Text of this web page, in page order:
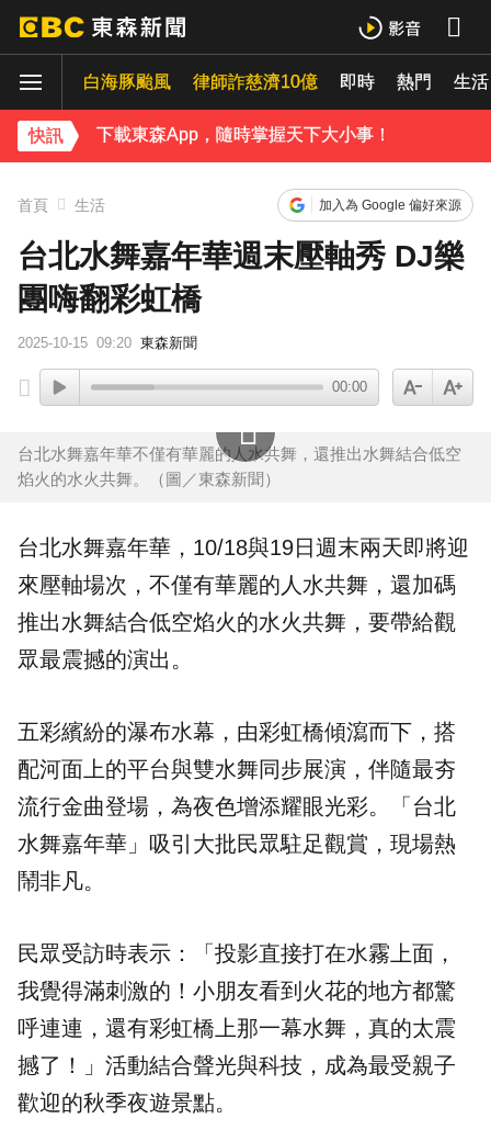
白海豚颱風 律師詐慈濟10億 即時 熱門 生活
快訊
下載東森App，隨時掌握天下大小事！
《理財達人秀》X 安聯投信免費講座報名中！搶先卡位 2027
下載東森App，隨時掌握天下大小事！
《理財達人秀》X 安聯投信免費講座報名中！搶先卡位 2027
首頁 生活 加入為 Google 偏好來源
台北水舞嘉年華週末壓軸秀 DJ樂
團嗨翻彩虹橋
2025-10-15 09:20 東森新聞
00:00
台北水舞嘉年華不僅有華麗的人水共舞，還推出水舞結合低空
焰火的水火共舞。（圖／東森新聞）
台北水舞嘉年華 ，10/18與19日週末兩天即將迎
來壓軸場次，不僅有華麗的人水共舞，還加碼
推出水舞結合低空焰火的水火共舞 ，要帶給觀
眾最震撼的演出。
五彩繽紛的瀑布水幕，由彩虹橋傾瀉而下，搭
配河面上的平台與雙水舞同步展演，伴隨最夯
流行金曲登場，為夜色增添耀眼光彩。「台北
水舞嘉年華」吸引大批民眾駐足觀賞，現場熱
鬧非凡。
民眾受訪時表示：「投影直接打在水霧上面，
我覺得滿刺激的！小朋友看到火花的地方都驚
呼連連，還有彩虹橋上那一幕水舞，真的太震
撼了！」活動結合聲光與科技 ，成為最受親子
歡迎的秋季夜遊景點。